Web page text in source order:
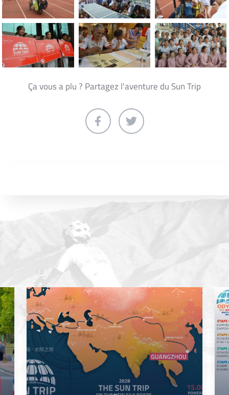
Ça vous a plu ? Partagez l'aventure du Sun Trip